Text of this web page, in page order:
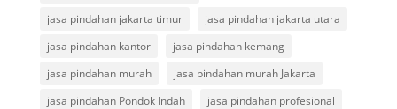
jasa pindahan jakarta timur
jasa pindahan jakarta utara
jasa pindahan kantor
jasa pindahan kemang
jasa pindahan murah
jasa pindahan murah Jakarta
jasa pindahan Pondok Indah
jasa pindahan profesional